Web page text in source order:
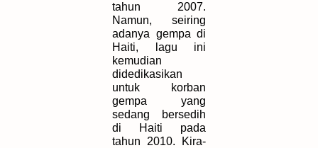
tahun 2007.
Namun, seiring
adanya gempa di
Haiti, lagu ini
kemudian
didedikasikan
untuk korban
gempa yang
sedang bersedih
di Haiti pada
tahun 2010. Kira-